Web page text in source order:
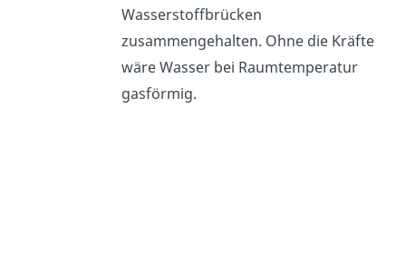
Wasserstoffbrücken
zusammengehalten. Ohne die Kräfte
wäre Wasser bei Raumtemperatur
gasförmig.